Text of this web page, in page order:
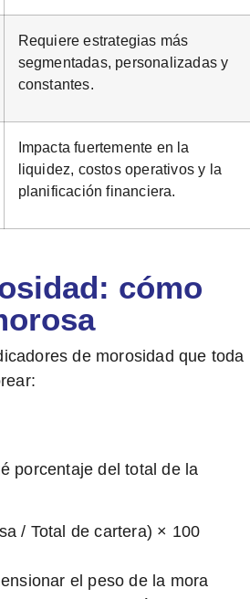
Requiere estrategias más
segmentadas, personalizadas y
constantes.
Impacta fuertemente en la
liquidez, costos operativos y la
planificación financiera.
cómo
de morosidad que toda
porcentaje del total de la
/ Total de cartera) × 100
el peso de la mora